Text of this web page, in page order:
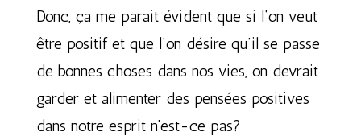
Donc, ça me parait évident que si l’on veut
être positif et que l’on désire qu’il se passe
de bonnes choses dans nos vies, on devrait
garder et alimenter des pensées positives
dans notre esprit n’est-ce pas?